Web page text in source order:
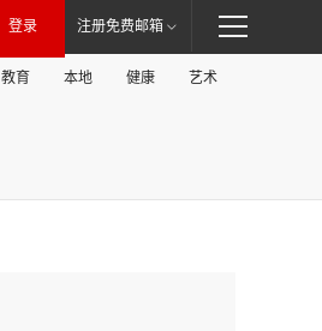
登录 注册免费邮箱
教育 本地 健康 艺术